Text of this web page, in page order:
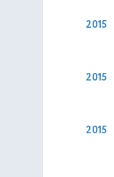
2015
2015
2015